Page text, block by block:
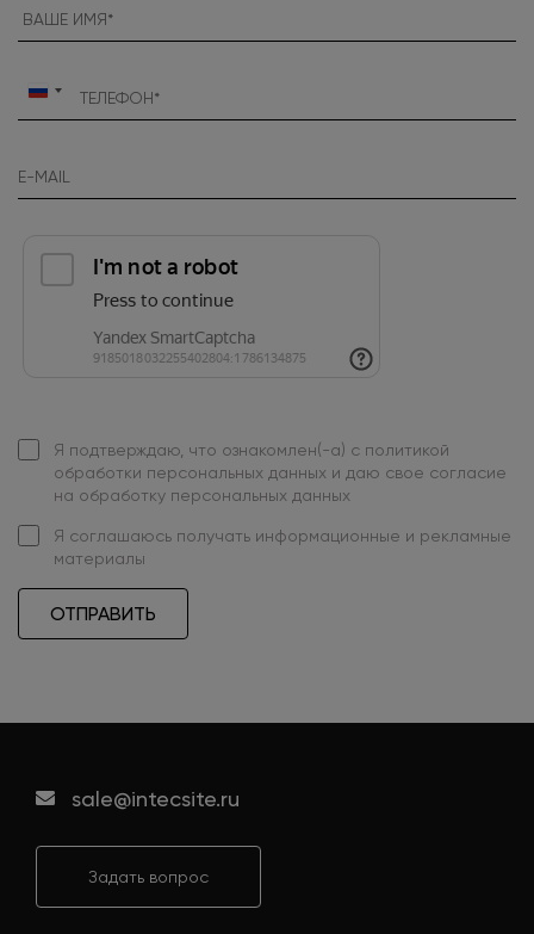
Россия
Я подтверждаю, что ознакомлен(-а) с политикой
обработки персональных данных и даю свое согласие
на обработку персональных данных
Я соглашаюсь получать информационные и рекламные
материалы
ОТПРАВИТЬ
sale@intecsite.ru
Задать вопрос